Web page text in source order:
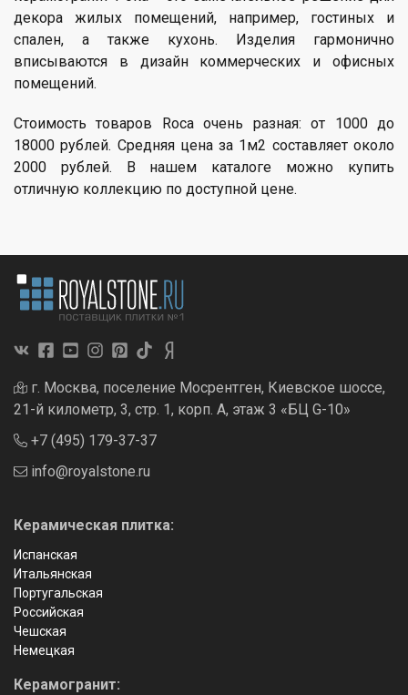
декора жилых помещений, например, гостиных и
спален, а также кухонь. Изделия гармонично
вписываются в дизайн коммерческих и офисных
помещений.
Стоимость товаров Roca очень разная: от 1000 до
18000 рублей. Средняя цена за 1м2 составляет около
2000 рублей. В нашем каталоге можно купить
отличную коллекцию по доступной цене.
г. Москва, поселение Мосрентген, Киевское шоссе,
21-й километр, 3, стр. 1, корп. А, этаж 3 «БЦ G-10»
+7 (495) 179-37-37
info@royalstone.ru
Керамическая плитка:
Испанская
Итальянская
Португальская
Российская
Чешская
Немецкая
Керамогранит: